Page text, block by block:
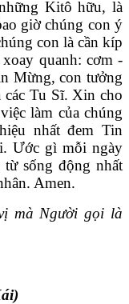
Kitô hữu, là
giờ chúng con ý
con là cần kíp
quanh: cơm -
Mừng, con tưởng
các Tu Sĩ. Xin cho
làm của chúng
nhất đem Tin
Ước gì mỗi ngày
từ sống động nhất
Amen.
mà Người gọi là